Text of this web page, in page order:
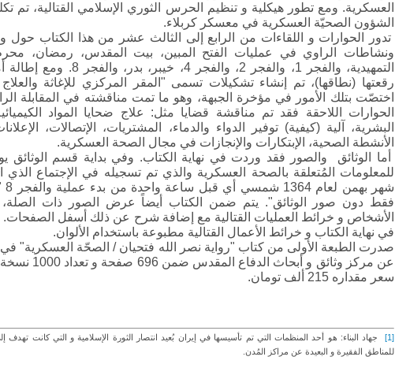
العسكرية. ومع تطور هيكلية و تنظيم الحرس الثوري الإسلامي القتالية، تم
الشؤون الصحيّة العسكرية في معسكر كربلاء.
تدور الحوارات و اللقاءات من الرابع إلى الثالث عشر من هذا الكتاب حول
ونشاطات الراوي في عمليات الفتح المبين، بيت المقدس، رمضان،
التمهيدية، والفجر 1، والفجر 2،
رقعتها (نطاقها)، تم إنشاء تشكيلات تسمى "المقر المركزي للإغاثة
اختصّت بتلك الأمور في مؤخرة الجبهة، وهو ما تمت مناقشته في المقابلة
الحوارات اللاحقة فقد تم مناقشة قضايا مثل: علاج ضحايا المواد
البشرية، آلية (كيفية) توفير الدواء والدماء، المشتريات، الإتصالات،
الأنشطة الصحية، الإبتكارات والإنجازات في مجال الصحة العسكرية.
أما الوثائق والصور فقد وردت في نهاية الكتاب. وفي بداية قسم الوثائق
فقط دون صور الوثائق". يتم ضمن الكتاب أيضاً عرض الصور ذات
الأشخاص و خرائط العمليات القتالية مع إضافة شرح عن ذلك أسفل الصفحات.
في نهاية الكتاب و خرائط الأعمال القتالية مطبوعة باستخدام الألوان.
عن مركز وثائق و
سعر مقداره 215 ألف تومان.
[1]
جهاد البناء: هو أحد المنظمات التي تم تأسيسها في إيران بُعيد انتصار الثورة الإسلامية و التي كانت تهدف
للمناطق الفقيرة و البعيدة عن مراكز المُدن.